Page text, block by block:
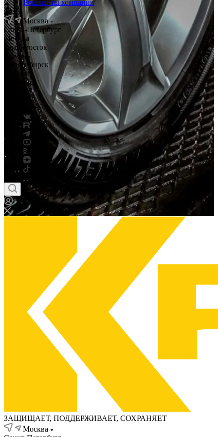
Реквизиты компании
Москва
Санкт-Петербург
Москва
Владивосток
Тюмень
Новосибирск
Саратов
Смоленск
Беларусь
ЗАЩИЩАЕТ, ПОДДЕРЖИВАЕТ, СОХРАНЯЕТ
Москва